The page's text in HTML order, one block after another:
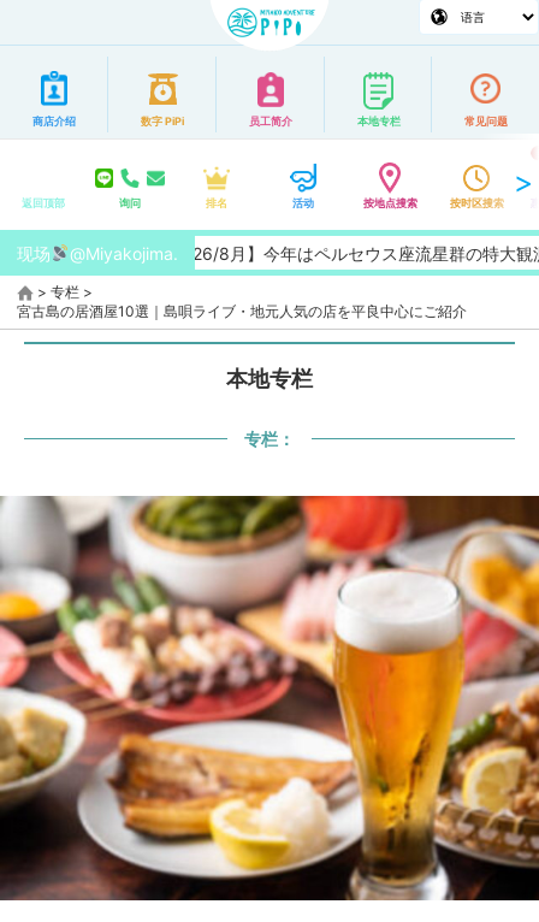
商店介绍 数字 PiPi 员工简介 本地专栏 常见问题
返回顶部 询问 排名 活动 按地点搜索 按时区搜索
现场 @Miyakojima.
【2026/8月】今年はペルセウス座流星群の特大観測チャ
> 专栏 >
宮古島の居酒屋10選｜島唄ライブ・地元人気の店を平良中心にご紹介
本地专栏
专栏：